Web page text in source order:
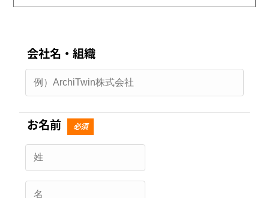
会社名・組織
お名前 必須